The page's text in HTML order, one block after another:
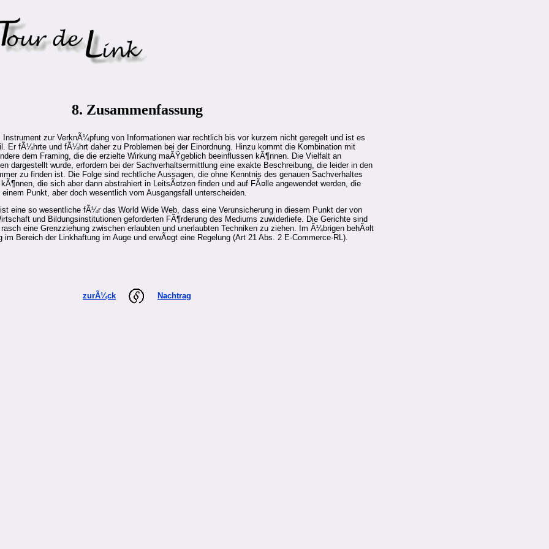
8. Zusammenfassung
Instrument zur VerknÃ¼pfung von Informationen war rechtlich bis vor kurzem nicht geregelt und ist es
Er fÃ¼hrte und fÃ¼hrt daher zu Problemen bei der Einordnung. Hinzu kommt die Kombination mit
dem Framing, die die erzielte Wirkung maÃŸgeblich beeinflussen kÃ¶nnen. Die Vielfalt an
dargestellt wurde, erfordern bei der Sachverhaltsermittlung eine exakte Beschreibung, die leider in den
zu finden ist. Die Folge sind rechtliche Aussagen, die ohne Kenntnis des genauen Sachverhaltes
die sich aber dann abstrahiert in LeitsÃ¤tzen finden und auf FÃ¤lle angewendet werden, die
Punkt, aber doch wesentlich vom Ausgangsfall unterscheiden.
eine so wesentliche fÃ¼r das World Wide Web, dass eine Verunsicherung in diesem Punkt der von
und Bildungsinstitutionen geforderten FÃ¶rderung des Mediums zuwiderliefe. Die Gerichte sind
eine Grenzziehung zwischen erlaubten und unerlaubten Techniken zu ziehen. Im Ã¼brigen behÃ¤lt
Bereich der Linkhaftung im Auge und erwÃ¤gt eine Regelung (Art 21 Abs. 2 E-Commerce-RL).
zurÃ¼ck Nachtrag